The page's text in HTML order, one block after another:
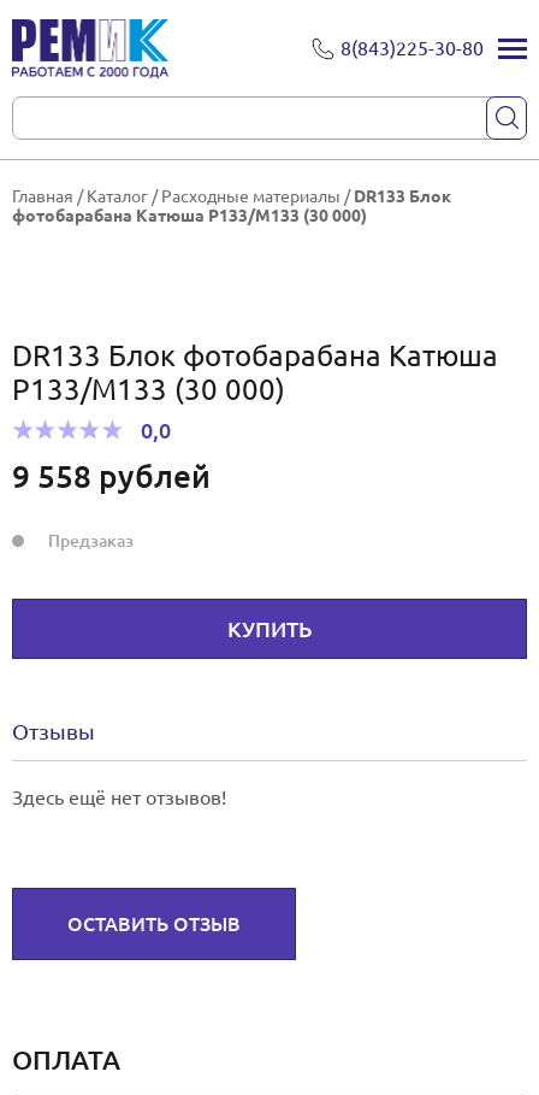
8(843)225-30-80
Главная /Каталог /Расходные материалы /DR133 Блок
фотобарабана Катюша Р133/М133 (30 000)
DR133 Блок фотобарабана Катюша
Р133/М133 (30 000)
0,0
9 558 рублей
КУПИТЬ
Предзаказ
Отзывы
Здесь ещё нет отзывов!
ОСТАВИТЬ ОТЗЫВ
ОПЛАТА